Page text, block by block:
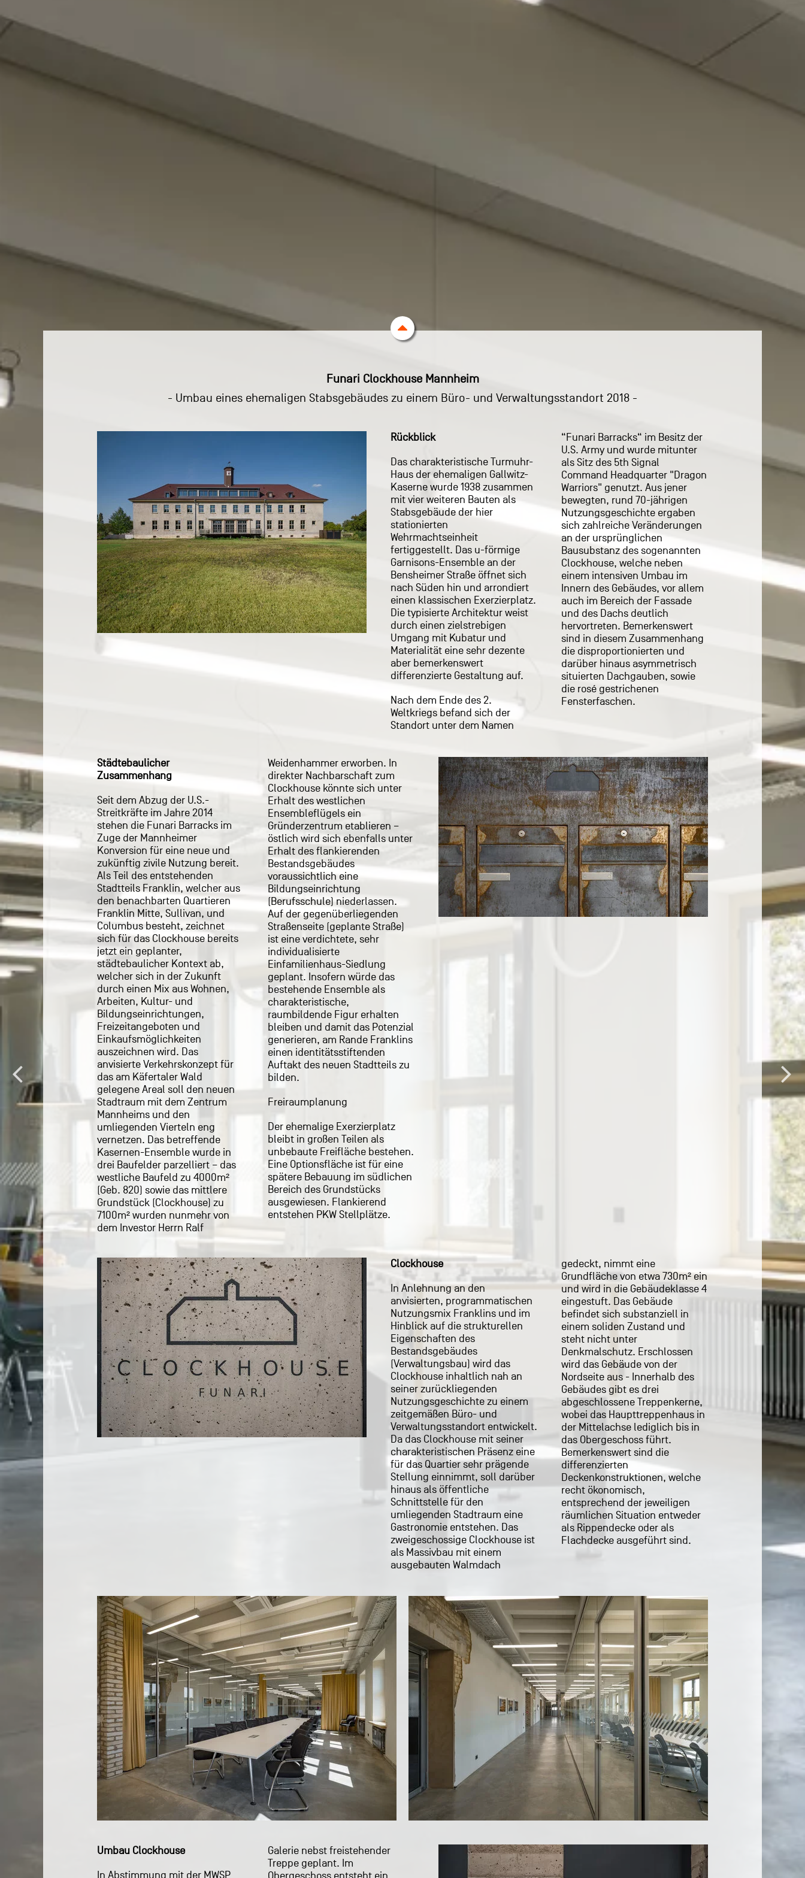
Funari Clockhouse Mannheim
- Umbau eines ehemaligen Stabsgebäudes zu einem Büro- und Verwaltungsstandort 2018 -
Rückblick
Das charakteristische Turmuhr-
Haus der ehemaligen Gallwitz-
Kaserne wurde 1938 zusammen
mit vier weiteren Bauten als
Stabsgebäude der hier
stationierten
Wehrmachtseinheit
fertiggestellt. Das u-förmige
Garnisons-Ensemble an der
Bensheimer Straße öffnet sich
nach Süden hin und arrondiert
einen klassischen Exerzierplatz.
Die typisierte Architektur weist
durch einen zielstrebigen
Umgang mit Kubatur und
Materialität eine sehr dezente
aber bemerkenswert
differenzierte Gestaltung auf.
Nach dem Ende des 2.
Weltkriegs befand sich der
Standort unter dem Namen
“Funari Barracks“ im Besitz der
U.S. Army und wurde mitunter
als Sitz des 5th Signal
Command Headquarter "Dragon
Warriors" genutzt. Aus jener
bewegten, rund 70-jährigen
Nutzungsgeschichte ergaben
sich zahlreiche Veränderungen
an der ursprünglichen
Bausubstanz des sogenannten
Clockhouse, welche neben
einem intensiven Umbau im
Innern des Gebäudes, vor allem
auch im Bereich der Fassade
und des Dachs deutlich
hervortreten. Bemerkenswert
sind in diesem Zusammenhang
die disproportionierten und
darüber hinaus asymmetrisch
situierten Dachgauben, sowie
die rosé gestrichenen
Fensterfaschen.
Städtebaulicher
Zusammenhang
Seit dem Abzug der U.S.-
Streitkräfte im Jahre 2014
stehen die Funari Barracks im
Zuge der Mannheimer
Konversion für eine neue und
zukünftig zivile Nutzung bereit.
Als Teil des entstehenden
Stadtteils Franklin, welcher aus
den benachbarten Quartieren
Franklin Mitte, Sullivan, und
Columbus besteht, zeichnet
sich für das Clockhouse bereits
jetzt ein geplanter,
städtebaulicher Kontext ab,
welcher sich in der Zukunft
durch einen Mix aus Wohnen,
Arbeiten, Kultur- und
Bildungseinrichtungen,
Freizeitangeboten und
Einkaufsmöglichkeiten
auszeichnen wird. Das
anvisierte Verkehrskonzept für
das am Käfertaler Wald
gelegene Areal soll den neuen
Stadtraum mit dem Zentrum
Mannheims und den
umliegenden Vierteln eng
vernetzen. Das betreffende
Kasernen-Ensemble wurde in
drei Baufelder parzelliert – das
westliche Baufeld zu 4000m²
(Geb. 820) sowie das mittlere
Grundstück (Clockhouse) zu
7100m² wurden nunmehr von
dem Investor Herrn Ralf
Weidenhammer erworben. In
direkter Nachbarschaft zum
Clockhouse könnte sich unter
Erhalt des westlichen
Ensembleflügels ein
Gründerzentrum etablieren –
östlich wird sich ebenfalls unter
Erhalt des flankierenden
Bestandsgebäudes
voraussichtlich eine
Bildungseinrichtung
(Berufsschule) niederlassen.
Auf der gegenüberliegenden
Straßenseite (geplante Straße)
ist eine verdichtete, sehr
individualisierte
Einfamilienhaus-Siedlung
geplant. Insofern würde das
bestehende Ensemble als
charakteristische,
raumbildende Figur erhalten
bleiben und damit das Potenzial
generieren, am Rande Franklins
einen identitätsstiftenden
Auftakt des neuen Stadtteils zu
bilden.
Freiraumplanung
Der ehemalige Exerzierplatz
bleibt in großen Teilen als
unbebaute Freifläche bestehen.
Eine Optionsfläche ist für eine
spätere Bebauung im südlichen
Bereich des Grundstücks
ausgewiesen. Flankierend
entstehen PKW Stellplätze.
Clockhouse
In Anlehnung an den
anvisierten, programmatischen
Nutzungsmix Franklins und im
Hinblick auf die strukturellen
Eigenschaften des
Bestandsgebäudes
(Verwaltungsbau) wird das
Clockhouse inhaltlich nah an
seiner zurückliegenden
Nutzungsgeschichte zu einem
zeitgemäßen Büro- und
Verwaltungsstandort entwickelt.
Da das Clockhouse mit seiner
charakteristischen Präsenz eine
für das Quartier sehr prägende
Stellung einnimmt, soll darüber
hinaus als öffentliche
Schnittstelle für den
umliegenden Stadtraum eine
Gastronomie entstehen. Das
zweigeschossige Clockhouse ist
als Massivbau mit einem
ausgebauten Walmdach
gedeckt, nimmt eine
Grundfläche von etwa 730m² ein
und wird in die Gebäudeklasse 4
eingestuft. Das Gebäude
befindet sich substanziell in
einem soliden Zustand und
steht nicht unter
Denkmalschutz. Erschlossen
wird das Gebäude von der
Nordseite aus - Innerhalb des
Gebäudes gibt es drei
abgeschlossene Treppenkerne,
wobei das Haupttreppenhaus in
der Mittelachse lediglich bis in
das Obergeschoss führt.
Bemerkenswert sind die
differenzierten
Deckenkonstruktionen, welche
recht ökonomisch,
entsprechend der jeweiligen
räumlichen Situation entweder
als Rippendecke oder als
Flachdecke ausgeführt sind.
Umbau Clockhouse
In Abstimmung mit der MWSP
Galerie nebst freistehender
Treppe geplant. Im